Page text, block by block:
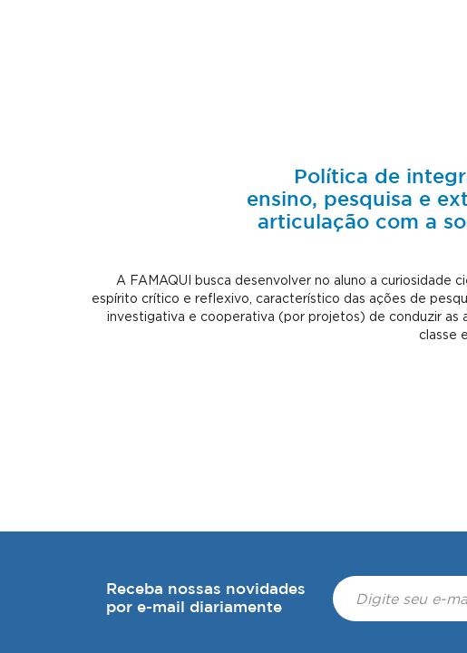
Política de
ensino, pesquisa e
articulação com a
A FAMAQUI busca desenvolver no aluno a curiosidade
espírito crítico e reflexivo, característico das ações de
investigativa e cooperativa (por projetos) de conduzir as
classe
Receba nossas novidades
por e-mail diariamente